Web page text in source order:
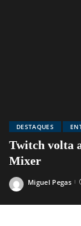
DESTAQUES
Twitch volta
Mixer
Posted
Miguel Pegas